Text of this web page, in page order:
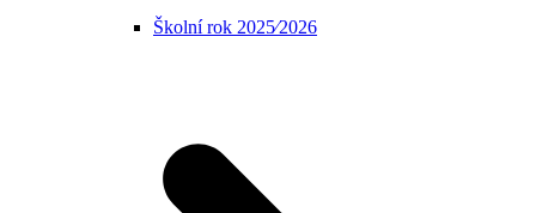
Školní rok 2025⁄2026